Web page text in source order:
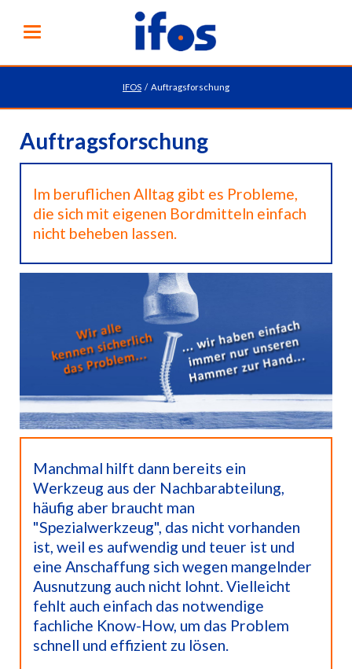
IFOS Auftragsforschung
Auftragsforschung
Im beruflichen Alltag gibt es Probleme,
die sich mit eigenen Bordmitteln einfach
nicht beheben lassen.
Manchmal hilft dann bereits ein
Werkzeug aus der Nachbarabteilung,
häufig aber braucht man
"Spezialwerkzeug", das nicht vorhanden
ist, weil es aufwendig und teuer ist und
eine Anschaffung sich wegen mangelnder
Ausnutzung auch nicht lohnt. Vielleicht
fehlt auch einfach das notwendige
fachliche Know-How, um das Problem
schnell und effizient zu lösen.